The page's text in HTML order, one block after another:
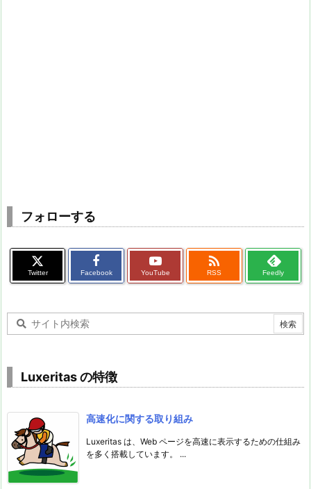
フォローする
Twitter Facebook YouTube

RSS Feedly
Luxeritas の特徴
高速化に関する取り組み
Luxeritas は、Web ページを高速に表示するための仕組み
を多く搭載しています。 ...